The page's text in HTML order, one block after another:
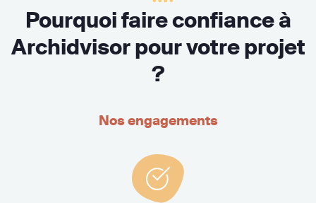
Pourquoi faire confiance à
Archidvisor pour votre projet
?
Nos engagements